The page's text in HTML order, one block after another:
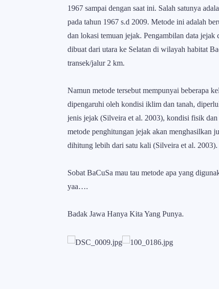
1967 sampai dengan saat ini. Salah satunya
pada tahun 1967 s.d 2009. Metode ini adalah
dan lokasi temuan jejak. Pengambilan data
dibuat dari utara ke Selatan di wilayah habitat
transek/jalur 2 km.
Namun metode tersebut mempunyai beberapa
dipengaruhi oleh kondisi iklim dan tanah,
jenis jejak (Silveira et al. 2003), kondisi fisik
metode penghitungan jejak akan menghasilkan
dihitung lebih dari satu kali (Silveira et al. 2003).
Sobat BaCuSa mau tau metode apa yang
yaa….
Badak Jawa Hanya Kita Yang Punya.